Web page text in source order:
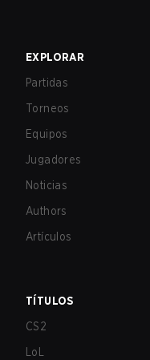
EXPLORAR
Partidas
Torneos
Equipos
Jugadores
Noticias
Authors
Artículos
TÍTULOS
CS2
LoL